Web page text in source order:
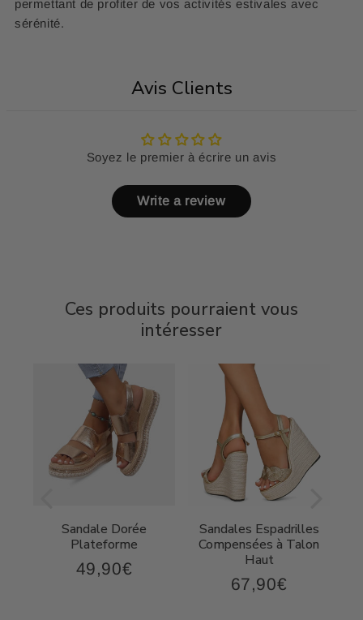
permettant de profiter de vos activités estivales avec
sérénité.
Avis Clients
Soyez le premier à écrire un avis
Write a review
Ces produits pourraient vous
intéresser
Sandale Dorée
Plateforme
Prix
49,90€
Sandales Espadrilles
Compensées à Talon
Haut
Prix
67,90€